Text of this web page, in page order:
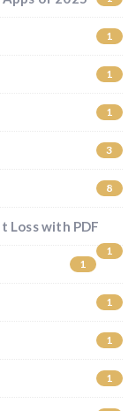
1
1
1
3
8
Loss with PDF
1
1
1
1
1